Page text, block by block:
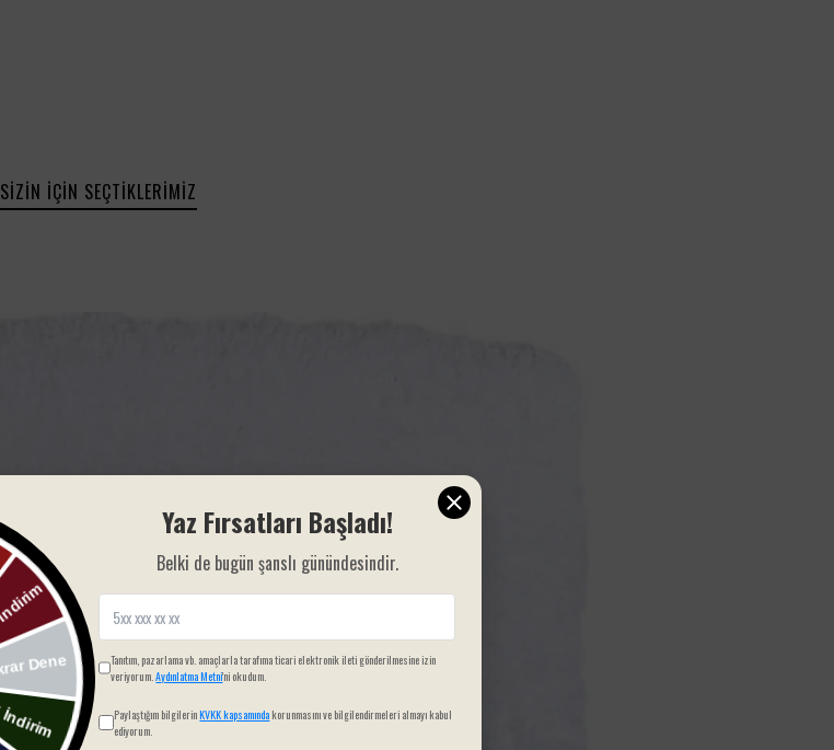
SIZIN İÇIN SEÇTIKLERIMIZ
Yaz Fırsatları Başladı!
Belki de bugün şanslı günündesindir.
Tanıtım, pazarlama vb. amaçlarla tarafıma ticari elektronik ileti gönderilmesine izin
veriyorum.Aydınlatma Metni'ni okudum.
Paylaştığım bilgilerinKVKK kapsamında korunmasını ve bilgilendirmeleri almayı kabul
ediyorum.